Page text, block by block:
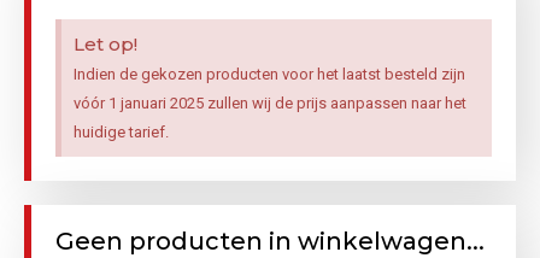
Let op!
Indien de gekozen producten voor het laatst besteld zijn
vóór 1 januari 2025 zullen wij de prijs aanpassen naar het
huidige tarief.
Geen producten in winkelwagen...